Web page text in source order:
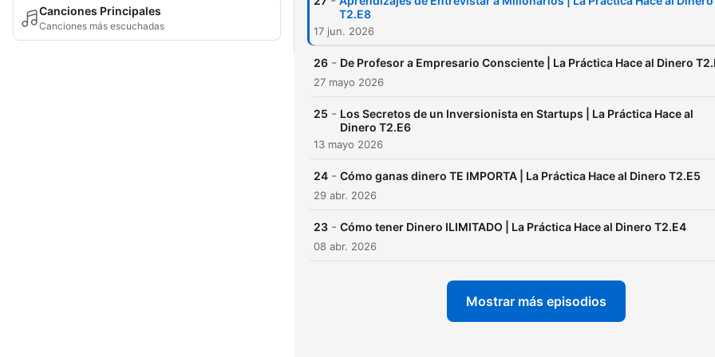
Canciones Principales
Canciones más escuchadas
T2.E8
17 jun. 2026
26 - De Profesor a Empresario Consciente | La Práctica Hace al Dinero
27 mayo 2026
25 - Los Secretos de un Inversionista en Startups | La Práctica Hace al
Dinero T2.E6
13 mayo 2026
24 - Cómo ganas dinero TE IMPORTA | La Práctica Hace al Dinero T2.E5
29 abr. 2026
23 - Cómo tener Dinero ILIMITADO | La Práctica Hace al Dinero T2.E4
08 abr. 2026
Mostrar más episodios